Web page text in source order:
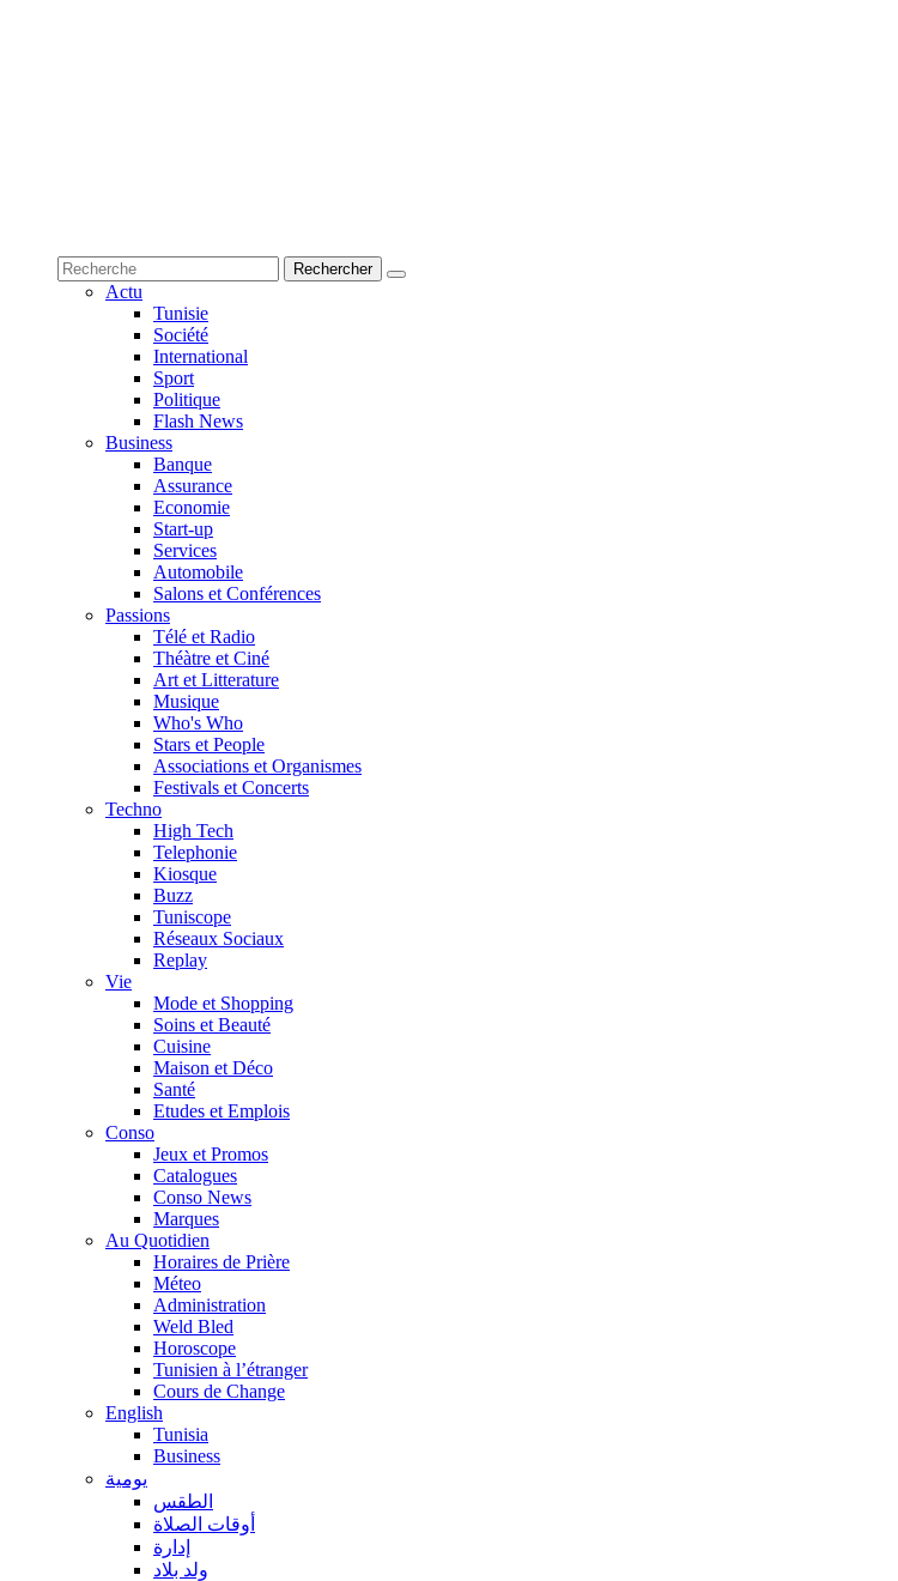
Actu
Tunisie
Société
International
Sport
Politique
Flash News
Business
Banque
Assurance
Economie
Start-up
Services
Automobile
Salons et Conférences
Passions
Télé et Radio
Théàtre et Ciné
Art et Litterature
Musique
Who's Who
Stars et People
Associations et Organismes
Festivals et Concerts
Techno
High Tech
Telephonie
Kiosque
Buzz
Tuniscope
Réseaux Sociaux
Replay
Vie
Mode et Shopping
Soins et Beauté
Cuisine
Maison et Déco
Santé
Etudes et Emplois
Conso
Jeux et Promos
Catalogues
Conso News
Marques
Au Quotidien
Horaires de Prière
Méteo
Administration
Weld Bled
Horoscope
Tunisien à l’étranger
Cours de Change
English
Tunisia
Business
يومية
الطقس
أوقات الصلاة
إدارة
ولد بلاد